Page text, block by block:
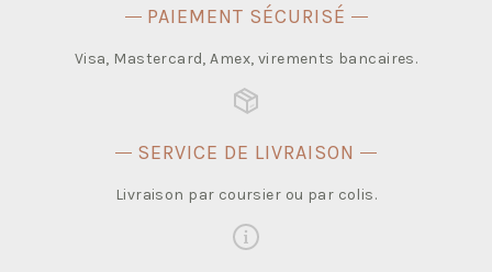
PAIEMENT SÉCURISÉ
Visa, Mastercard, Amex, virements bancaires.
SERVICE DE LIVRAISON
Livraison par coursier ou par colis.